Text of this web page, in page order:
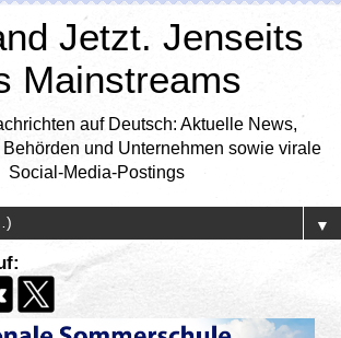
Jetzt. Jenseits
Mainstreams
auf Deutsch: Aktuelle News,
und Unternehmen sowie virale
Social-Media-Postings
▼